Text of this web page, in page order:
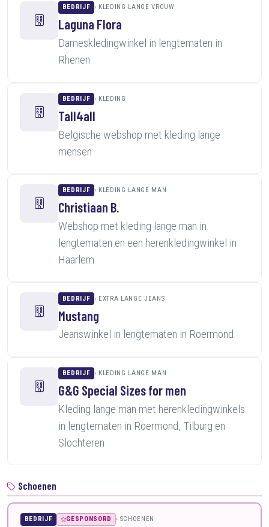
BEDRIJF KLEDING LANGE VROUW
Laguna Flora
Dameskledingwinkel in lengtematen in
Rhenen
BEDRIJF KLEDING
Tall4all
Belgische webshop met kleding lange
mensen
BEDRIJF KLEDING LANGE MAN
Christiaan B.
Webshop met kleding lange man in
lengtematen en een herenkledingwinkel in
Haarlem
BEDRIJF EXTRA LANGE JEANS
Mustang
Jeanswinkel in lengtematen in Roermond
BEDRIJF KLEDING LANGE MAN
G&G Special Sizes for men
Kleding lange man met herenkledingwinkels
in lengtematen in Roermond, Tilburg en
Slochteren
Schoenen
BEDRIJF GESPONSORD SCHOENEN